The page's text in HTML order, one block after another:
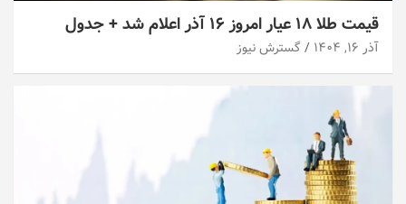
قیمت طلا ۱۸ عیار امروز ۱۶ آذر اعلام شد + جدول
آذر ۱۶, ۱۴۰۴ گسترش نیوز